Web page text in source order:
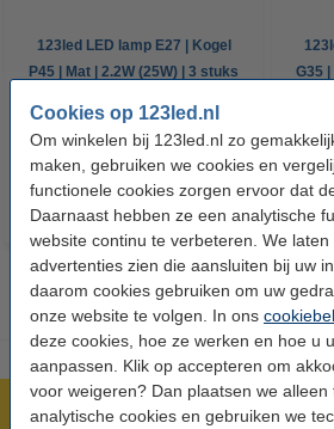
Cookies op 123led.nl
Om winkelen bij 123led.nl zo
maken, gebruiken we cookies en
functionele cookies zorgen ervoor dat
Daarnaast hebben ze een analytische
website continu te verbeteren. We
advertenties zien die aansluiten bij uw
daarom cookies gebruiken om uw
onze website te volgen. In ons
deze cookies, hoe ze werken en hoe u
aanpassen. Klik op accepteren om
voor weigeren? Dan plaatsen we alleen
analytische cookies en gebruiken we
123led LED lamp E27 | Kogel
P45 | Mat | 2.2W (25W) | 3 stuks
G35 |
Meer dan 5 miljoen klanten!